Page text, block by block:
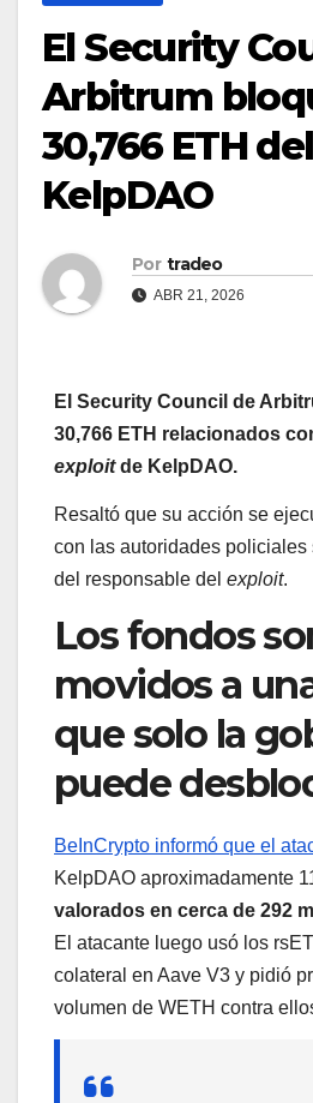
El Security
Arbitrum
30,766 ETH
KelpDAO
Por tradeo
ABR 21, 2026
El Security Council de
30,766 ETH relacionados
exploitde KelpDAO.
Resaltó que su acción se
con las autoridades policiales
del responsable del exploit.
Los fondos
movidos a
que solo la
puede
BeInCrypto informó que el
KelpDAO aproximadamente
valorados en cerca de 292
El atacante luego usó los
colateral en Aave V3 y pidió
volumen de WETH contra